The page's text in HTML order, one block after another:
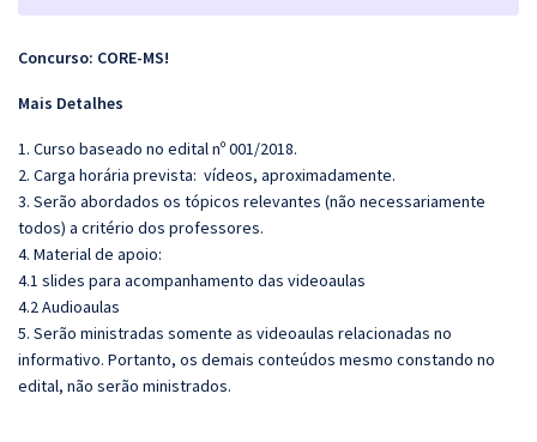
Concurso: CORE-MS!
Mais Detalhes
1. Curso baseado no edital nº 001/2018.
2. Carga horária prevista: vídeos, aproximadamente.
3. Serão abordados os tópicos relevantes (não necessariamente
todos) a critério dos professores.
4. Material de apoio:
4.1 slides para acompanhamento das videoaulas
4.2 Audioaulas
5. Serão ministradas somente as videoaulas relacionadas no
informativo. Portanto, os demais conteúdos mesmo constando no
edital, não serão ministrados.